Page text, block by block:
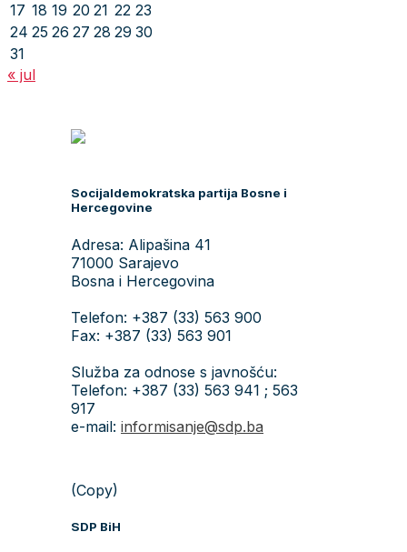
17 18 19 20 21 22 23
24 25 26 27 28 29 30
31
« jul
Socijaldemokratska partija Bosne i
Hercegovine
Adresa: Alipašina 41
71000 Sarajevo
Bosna i Hercegovina
Telefon: +387 (33) 563 900
Fax: +387 (33) 563 901
Služba za odnose s javnošću:
Telefon: +387 (33) 563 941 ; 563
917
e-mail: informisanje@sdp.ba
(Copy)
SDP BiH